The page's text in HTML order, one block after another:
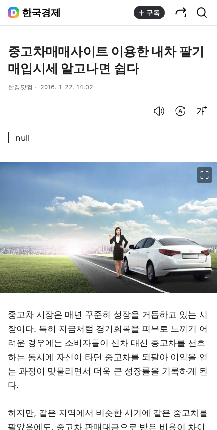
한국경제 구독
중고차매매사이트 이용한 내차 팔기
매입시세 알고나면 쉽다
한경닷컴 2016. 1. 22. 14:02
null
중고차 시장은 매년 꾸준히 성장을 거듭하고 있는 시
장이다. 특히 지금처럼 경기회복을 피부로 느끼기 어
려운 경우에는 소비자들이 신차 대신 중고차를 선호
하는 동시에 자신이 타던 중고차를 되팔아 이익을 얻
는 과정이 맞물리면서 더욱 큰 성장률을 기록하게 된
다.
하지만, 같은 지역에서 비슷한 시기에 같은 중고차를
팔았음에도, 중고차 판매대금으로 받은 비용이 차이